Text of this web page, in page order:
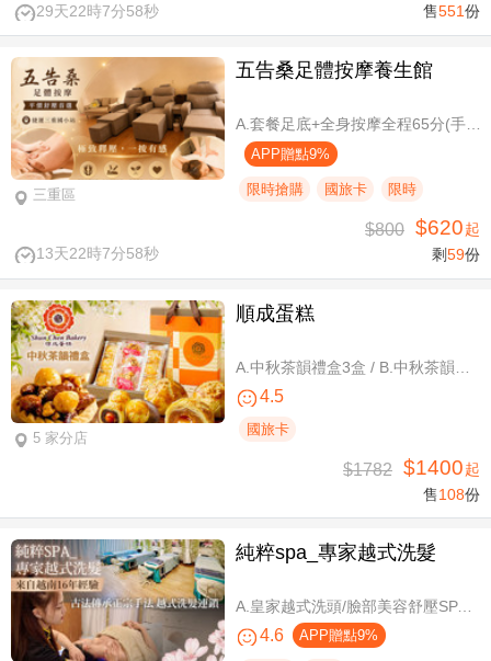
29天22時7分57秒 售551份
三重區
五告桑足體按摩養生館
A.套餐足底+全身按摩全程65分(手技60分) / B.套餐足底+全身按摩全程95分(手技90分)
APP贈點9%
限時搶購 國旅卡 限時
13天22時7分57秒
$800 $620起
剩59份
5 家分店
順成蛋糕
4.5
國旅卡
$1782 $1400起
售108份
純粹spa_專家越式洗髮
A.皇家越式洗頭/臉部美容舒壓SPA/舒壓採耳SPA 三選一40分(手技40分) / B.越式經典足底深層保養+去足繭+精油按摩 / C.越式純粹經典套餐(臉部美容舒壓SPA/舒壓採耳SPA二選一)全程80分(手技80分) / D.越式皇家古法按摩|全身越式精油舒壓/越式古法指壓 任選全程60分(手技60分)
4.6 APP贈點9%